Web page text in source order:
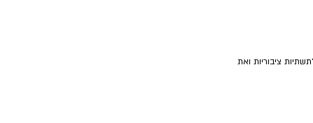
ציבוריות ואת